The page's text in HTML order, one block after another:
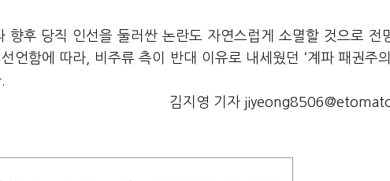
향후 당직 인선을 둘러싼 논란도 자연스럽게 소멸할 것으로 전
언함에 따라, 비주류 측이 반대 이유로 내세웠던 ‘계파 패권주
김지영 기자